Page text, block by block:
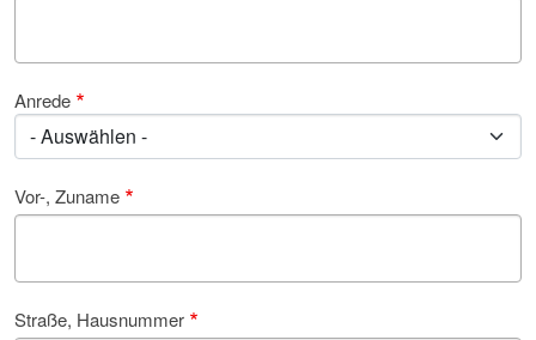
Anrede
Vor-, Zuname
Straße, Hausnummer